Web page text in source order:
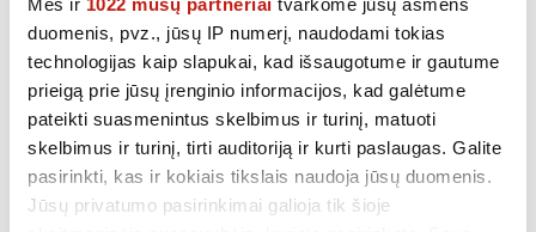
Mes ir 1022 mūsų partneriai tvarkome jūsų asmens
duomenis, pvz., jūsų IP numerį, naudodami tokias
technologijas kaip slapukai, kad išsaugotume ir gautume
prieigą prie jūsų įrenginio informacijos, kad galėtume
pateikti suasmenintus skelbimus ir turinį, matuoti
skelbimus ir turinį, tirti auditoriją ir kurti paslaugas. Galite
pasirinkti, kas ir kokiais tikslais naudoja jūsų duomenis.
Jūsų privatumo pasirinkimai galioja tik šioje